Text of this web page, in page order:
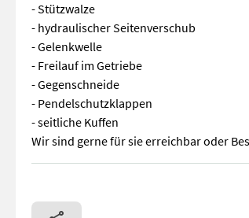
- Stützwalze
- hydraulischer Seitenverschub
- Gelenkwelle
- Freilauf im Getriebe
- Gegenschneide
- Pendelschutzklappen
- seitliche Kuffen
Wir sind gerne für sie erreichbar oder
Müthing MU-L 250 Heckmulcher -